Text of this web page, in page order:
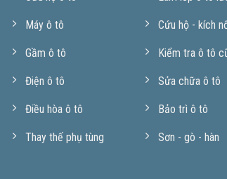
Máy ô tô
Gầm ô tô
Điện ô tô
Điều hòa ô tô
Thay thế phụ tùng
Cứu hộ - kích
Kiểm tra ô tô
Sửa chữa ô tô
Bảo trì ô tô
Sơn - gò - hàn